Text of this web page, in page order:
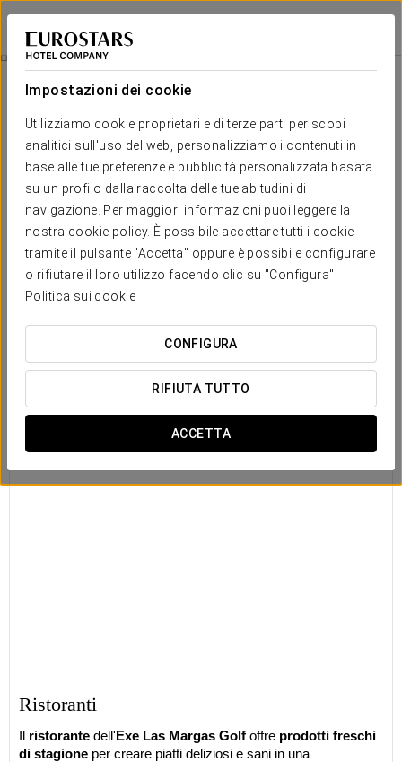
Impostazioni dei cookie
Utilizziamo cookie proprietari e di terze parti per scopi
analitici sull'uso del web, personalizziamo i contenuti in
base alle tue preferenze e pubblicità personalizzata basata
su un profilo dalla raccolta delle tue abitudini di
navigazione. Per maggiori informazioni puoi leggere la
nostra cookie policy. È possibile accettare tutti i cookie
tramite il pulsante "Accetta" oppure è possibile configurare
o rifiutare il loro utilizzo facendo clic su "Configura".
Politica sui cookie
CONFIGURA
RIFIUTA TUTTO
ACCETTA
Exe Las Margas Golf
HUESCA - LATAS
Ristorazione
Ristoranti
Il ristorante dell'Exe Las Margas Golf offre prodotti freschi
di stagione per creare piatti deliziosi e sani in una